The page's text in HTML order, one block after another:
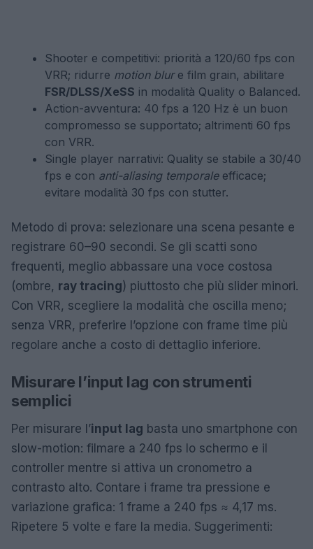
Shooter e competitivi: priorità a 120/60 fps con
VRR; ridurre motion blure film grain, abilitare
FSR/DLSS/XeSS in modalità Quality o Balanced.
Action-avventura: 40 fps a 120 Hz è un buon
compromesso se supportato; altrimenti 60 fps
con VRR.
Single player narrativi: Quality se stabile a 30/40
fps e con anti-aliasing temporaleefficace;
evitare modalità 30 fps con stutter.
Metodo di prova: selezionare una scena pesante e
registrare 60–90 secondi. Se gli scatti sono
frequenti, meglio abbassare una voce costosa
(ombre, ray tracing) piuttosto che più slider minori.
Con VRR, scegliere la modalità che oscilla meno;
senza VRR, preferire l’opzione con frame time più
regolare anche a costo di dettaglio inferiore.
Misurare l’input lag con strumenti
semplici
Per misurare l’input lag basta uno smartphone con
slow-motion: filmare a 240 fps lo schermo e il
controller mentre si attiva un cronometro a
contrasto alto. Contare i frame tra pressione e
variazione grafica: 1 frame a 240 fps ≈ 4,17 ms.
Ripetere 5 volte e fare la media. Suggerimenti: